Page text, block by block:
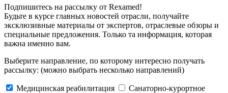
Подпишитесь на рассылку от Rexamed!
Будьте в курсе главных новостей отрасли, получайте
эксклюзивные материалы от экспертов, отраслевые обзоры и
специальные предложения. Только та информация, которая
важна именно вам.
Выберите направление, по которому интересно получать
рассылку: (можно выбрать несколько направлений)
Медицинская реабилитация
Санаторно-курортное